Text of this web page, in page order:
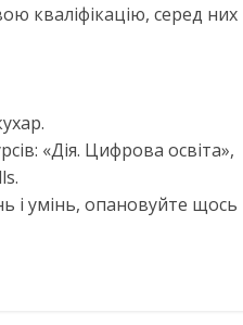
кваліфікацію, серед них
«Дія. Цифрова освіта»,
і умінь, опановуйте щось